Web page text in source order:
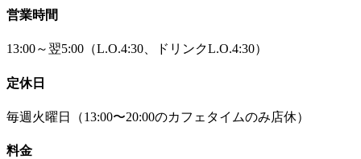
営業時間
13:00～翌5:00（L.O.4:30、ドリンクL.O.4:30）
定休日
毎週火曜日（13:00〜20:00のカフェタイムのみ店休）
料金